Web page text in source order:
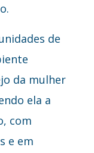
de
da mulher
ela a
com
e em